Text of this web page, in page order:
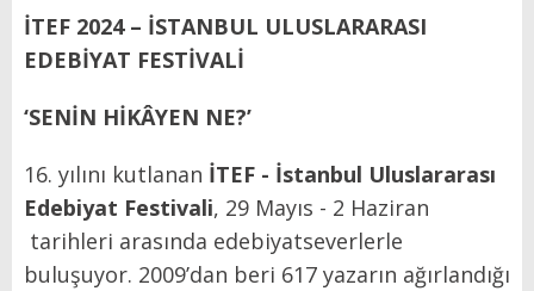
İTEF 2024 – İSTANBUL ULUSLARARASI
EDEBİYAT FESTİVALİ
‘SENİN HİKÂYEN NE?’
16. yılını kutlanan İTEF - İstanbul Uluslararası
Edebiyat Festivali, 29 Mayıs - 2 Haziran
tarihleri arasında edebiyatseverlerle
buluşuyor. 2009’dan beri 617 yazarın ağırlandığı